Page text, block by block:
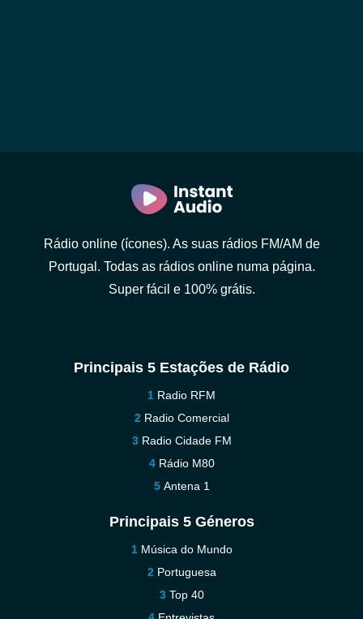
Rádio online (ícones). As suas rádios FM/AM de
Portugal. Todas as rádios online numa página.
Super fácil e 100% grátis.
Principais 5 Estações de Rádio
Radio RFM
Radio Comercial
Radio Cidade FM
Rádio M80
Antena 1
Principais 5 Géneros
Música do Mundo
Portuguesa
Top 40